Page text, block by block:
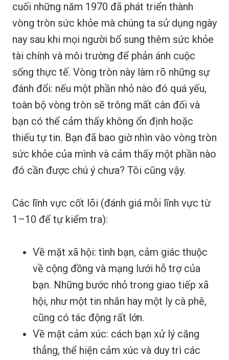
cuối những năm 1970 đã phát triển thành
vòng tròn sức khỏe mà chúng ta sử dụng ngày
nay sau khi mọi người bổ sung thêm sức khỏe
tài chính và môi trường để phản ánh cuộc
sống thực tế. Vòng tròn này làm rõ những sự
đánh đổi: nếu một phần nhỏ nào đó quá yếu,
toàn bộ vòng tròn sẽ trông mất cân đối và
bạn có thể cảm thấy không ổn định hoặc
thiếu tự tin. Bạn đã bao giờ nhìn vào vòng tròn
sức khỏe của mình và cảm thấy một phần nào
đó cần được chú ý chưa? Tôi cũng vậy.
Các lĩnh vực cốt lõi (đánh giá mỗi lĩnh vực từ
1–10 để tự kiểm tra):
Về mặt xã hội: tình bạn, cảm giác thuộc
về cộng đồng và mạng lưới hỗ trợ của
bạn. Những bước nhỏ trong giao tiếp xã
hội, như một tin nhắn hay một ly cà phê,
cũng có tác động rất lớn.
Về mặt cảm xúc: cách bạn xử lý căng
thẳng, thể hiện cảm xúc và duy trì các